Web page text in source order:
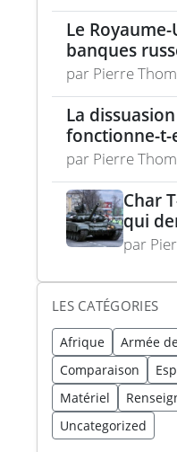
Le
banques
flotte
par Pierre
La
fonctionne-t-
par Pierre
Char
qui
par
LES CATÉGORIES
Afrique Armée
Comparaison
Matériel
Uncategorized